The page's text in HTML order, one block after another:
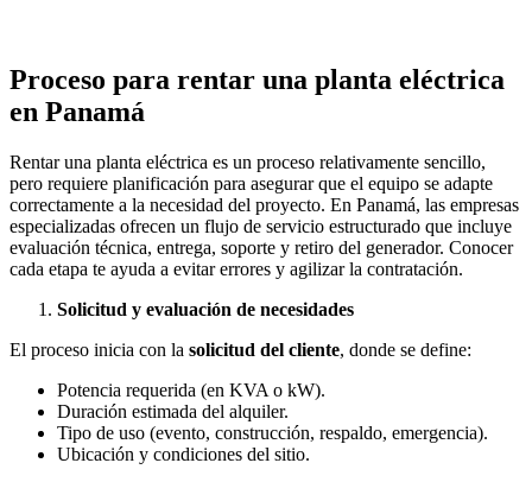
Proceso para rentar una planta eléctrica
en Panamá
Rentar una planta eléctrica es un proceso relativamente sencillo,
pero requiere planificación para asegurar que el equipo se adapte
correctamente a la necesidad del proyecto. En Panamá, las empresas
especializadas ofrecen un flujo de servicio estructurado que incluye
evaluación técnica, entrega, soporte y retiro del generador. Conocer
cada etapa te ayuda a evitar errores y agilizar la contratación.
Solicitud y evaluación de necesidades
El proceso inicia con la solicitud del cliente, donde se define:
Potencia requerida (en KVA o kW).
Duración estimada del alquiler.
Tipo de uso (evento, construcción, respaldo, emergencia).
Ubicación y condiciones del sitio.